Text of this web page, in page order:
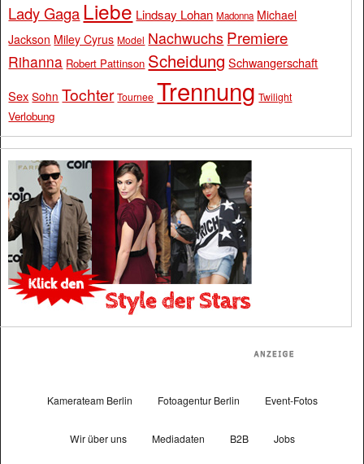
Lady Gaga Liebe Lindsay Lohan Madonna Michael
Jackson Miley Cyrus Model Nachwuchs Premiere
Rihanna Robert Pattinson Scheidung Schwangerschaft
Sex Sohn Tochter Tournee Trennung Twilight
Verlobung
Kamerateam Berlin Fotoagentur Berlin Event-Fotos
Wir über uns Mediadaten B2B Jobs